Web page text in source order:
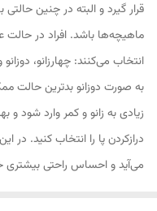
قرار گیرد و البته در چنین
ماهیچه‌ها باشد. افراد در
انتخاب می‌کنند: چهارزانو،
به صورت دوزانو بدترین حالت
زیادی به زانو و کمر وارد شود و
دراز‌کردن پا را انتخاب کنید. در
می‌آید و احساس راحتی